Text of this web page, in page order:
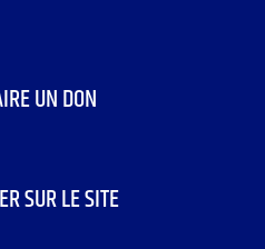
UN DON
SUR LE SITE